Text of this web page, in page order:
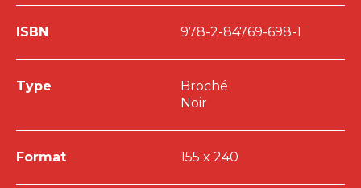
ISBN 978-2-84769-698-1
Type
Broché
Noir
Format 155 x 240